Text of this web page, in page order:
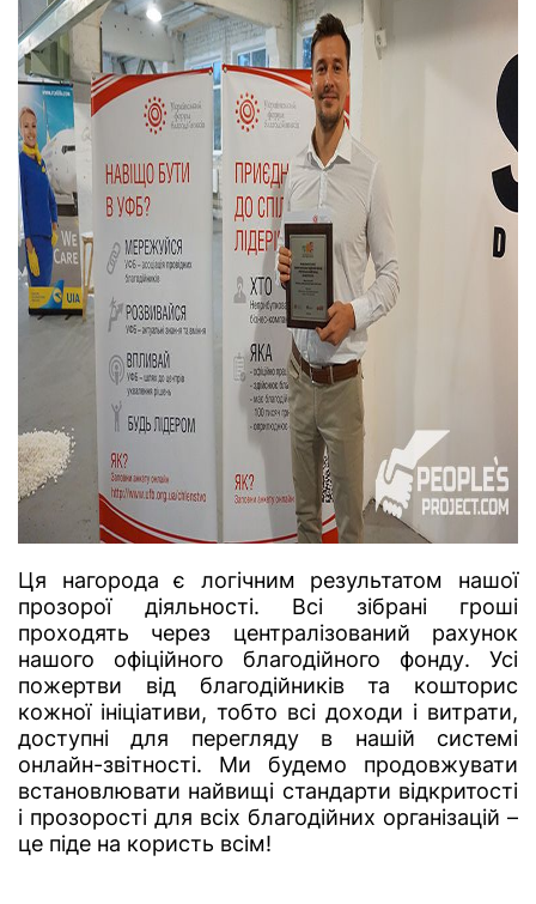
Ця нагорода є логічним результатом нашої
прозорої діяльності. Всі зібрані гроші
проходять через централізований рахунок
нашого офіційного благодійного фонду. Усі
пожертви від благодійників та кошторис
кожної ініціативи, тобто всі доходи і витрати,
доступні для перегляду в нашій системі
онлайн-звітності. Ми будемо продовжувати
встановлювати найвищі стандарти відкритості
і прозорості для всіх благодійних організацій –
це піде на користь всім!